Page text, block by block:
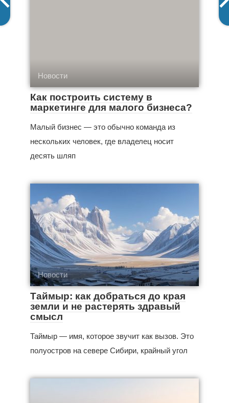
Новости
Как построить систему в
маркетинге для малого бизнеса?
Малый бизнес — это обычно команда из
нескольких человек, где владелец носит
десять шляп
Новости
Таймыр: как добраться до края
земли и не растерять здравый
смысл
Таймыр — имя, которое звучит как вызов. Это
полуостров на севере Сибири, крайный угол